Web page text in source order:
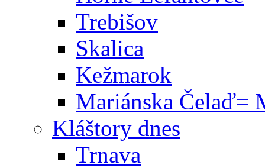
Trebišov
Skalica
Kežmarok
Mariánska Čelaď=
Kláštory dnes
Trnava